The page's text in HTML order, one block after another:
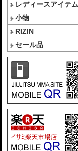
レディースアイテム
小物
RIZIN
セール品